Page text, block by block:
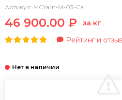
Артикул: MCYarn-M-03-Ca
46 900.00 ₽
за кг
Рейтинг и